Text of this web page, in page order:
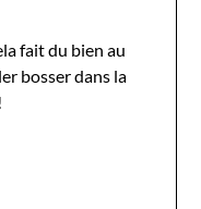
fait du bien au
bosser dans la